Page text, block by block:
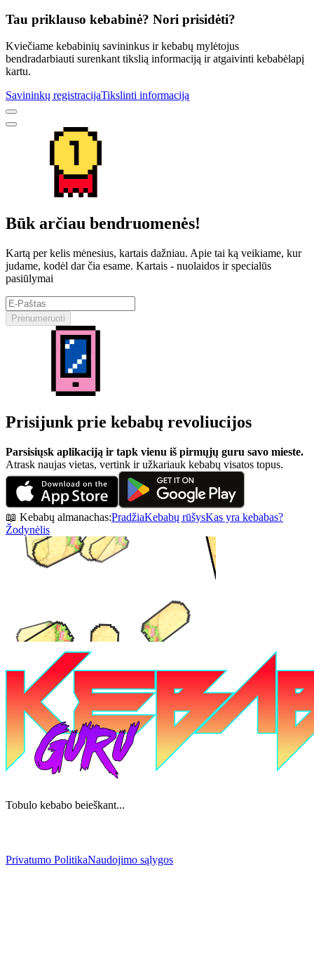
Tau priklauso kebabinė? Nori prisidėti?
Kviečiame kebabinių savininkus ir kebabų mylėtojus
bendradarbiauti surenkant tikslią informaciją ir atgaivinti kebabėlapį
kartu.
Savininkų registracijaTikslinti informaciją
Būk arčiau bendruomenės!
Kartą per kelis mėnesius, kartais dažniau. Apie tai ką veikiame, kur
judame, kodėl dar čia esame. Kartais - nuolaidos ir specialūs
pasiūlymai
Prenumeruoti
Prisijunk prie kebabų revoliucijos
Parsisiųsk aplikaciją ir tapk vienu iš pirmųjų guru savo mieste.
Atrask naujas vietas, vertink ir užkariauk kebabų visatos topus.
📖 Kebabų almanachas:PradžiaKebabų rūšysKas yra kebabas?
Žodynėlis
Tobulo kebabo beieškant...
Privatumo PolitikaNaudojimo sąlygos